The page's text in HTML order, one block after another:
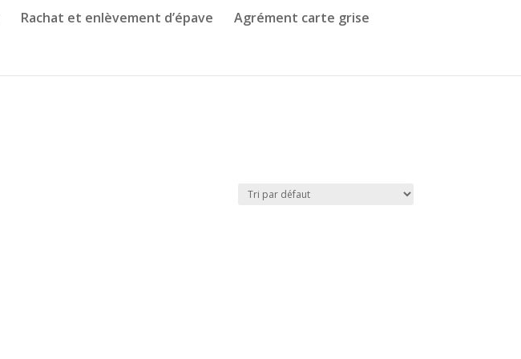
Rachat et enlèvement d’épave
Agrément carte grise